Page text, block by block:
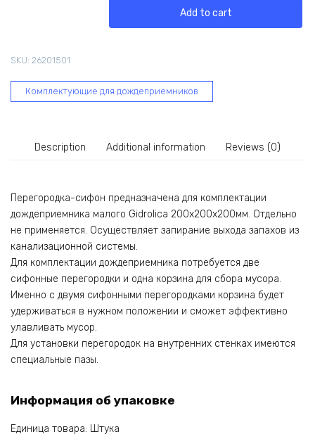
малого
212
Add to cart
SKU: 26201501
Комплектующие для дождеприемников
Description Additional information Reviews (0)
Перегородка-сифон предназначена для комплектации
дождеприемника малого Gidrolica 200x200x200мм. Отдельно
не применяется. Осуществляет запирание выхода запахов из
канализационной системы.
Для комплектации дождеприемника потребуется две
сифонные перегородки и одна корзина для сбора мусора.
Именно с двумя сифонными перегородками корзина будет
удерживаться в нужном положении и сможет эффективно
улавливать мусор.
Для установки перегородок на внутренних стенках имеются
специальные пазы.
Информация об упаковке
Единица товара: Штука